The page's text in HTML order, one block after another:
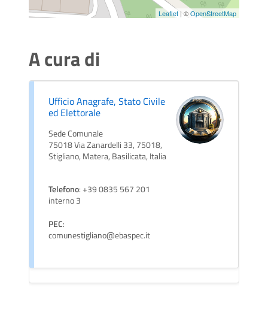
Leaflet | ©OpenStreetMap
A cura di
Ufficio Anagrafe, Stato Civile
ed Elettorale
Sede Comunale
75018 Via Zanardelli 33, 75018,
Stigliano, Matera, Basilicata, Italia
Telefono: +39 0835 567 201
interno 3
PEC:
comunestigliano@ebaspec.it